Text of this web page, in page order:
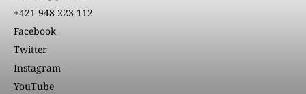
+421 948 223 112
Facebook
Twitter
Instagram
YouTube